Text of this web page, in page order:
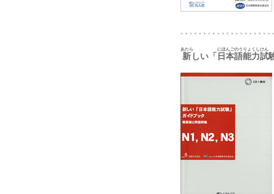
新
あたら
しい「 日本語能力試
にほんごのうりょくしけん